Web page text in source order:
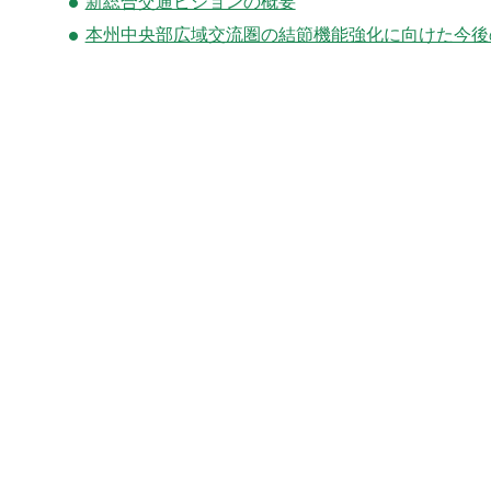
本州中央部広域交流圏の結節機能強化に向けた今